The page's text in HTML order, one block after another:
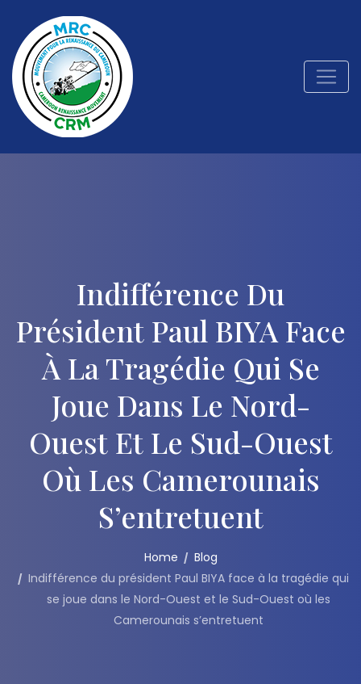
Indifférence Du
Président Paul BIYA Face
À La Tragédie Qui Se
Joue Dans Le Nord-
Ouest Et Le Sud-Ouest
Où Les Camerounais
S’entretuent
Home
Blog
Indifférence du président Paul BIYA face à la tragédie qui
se joue dans le Nord-Ouest et le Sud-Ouest où les
Camerounais s’entretuent